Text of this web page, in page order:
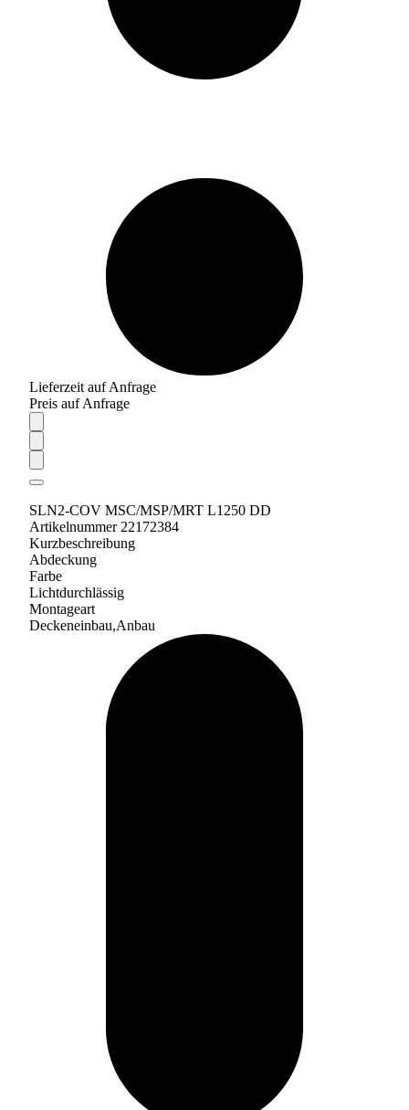
Lieferzeit auf Anfrage
Preis auf Anfrage
SLN2-COV MSC/MSP/MRT L1250 DD
Artikelnummer 22172384
Kurzbeschreibung
Abdeckung
Farbe
Lichtdurchlässig
Montageart
Deckeneinbau,Anbau